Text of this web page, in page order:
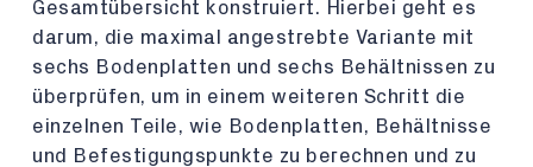
Gesamtübersicht konstruiert. Hierbei geht es
darum, die maximal angestrebte Variante mit
sechs Bodenplatten und sechs Behältnissen zu
überprüfen, um in einem weiteren Schritt die
einzelnen Teile, wie Bodenplatten, Behältnisse
und Befestigungspunkte zu berechnen und zu